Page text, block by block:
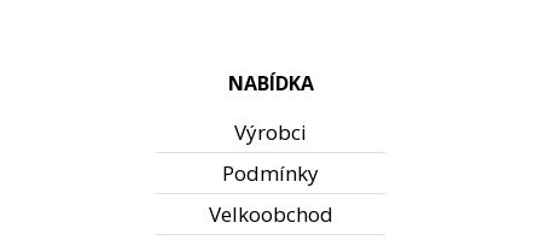
NABÍDKA
Výrobci
Podmínky
Velkoobchod